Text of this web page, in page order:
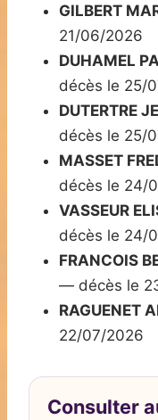
GILBERT
21/06/2026
DUHAMEL
décès le 25/
DUTERTRE
décès le 25/
MASSET
décès le 24/
VASSEUR
décès le 24/
FRANCOIS
— décès le
RAGUENET
22/07/2026
Consulter